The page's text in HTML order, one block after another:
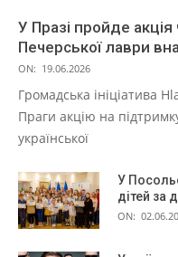
У Празі пройде
Печерської лаври
ON: 19.06.2026
Громадська ініціатива
Праги акцію на
української
У
дітей за
ON: